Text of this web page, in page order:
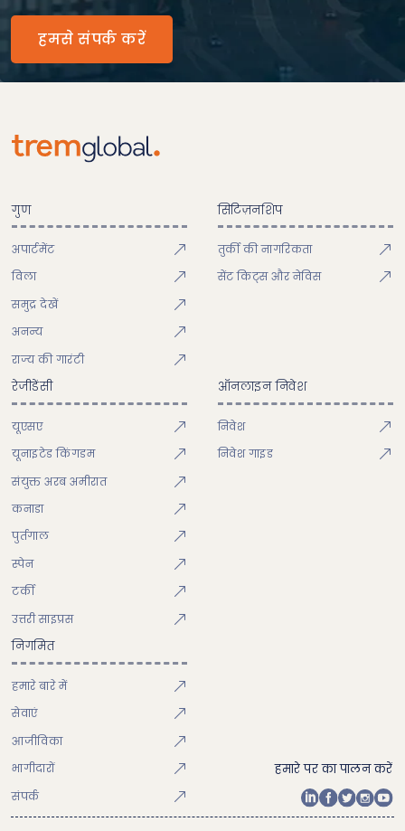
हमसे संपर्क करें
गुण
अपार्टमेंट
विला
समुद्र देखें
अनन्य
राज्य की गारंटी
सिटिज़नशिप
तुर्की की नागरिकता
सेंट किट्स और नेविस
रेजीडेंसी
यूएसए
यूनाइटेड किंगडम
संयुक्त अरब अमीरात
कनाडा
पुर्तगाल
स्पेन
टर्की
उत्तरी साइप्रस
ऑनलाइन निवेश
निवेश
निवेश गाइड
निगमित
हमारे बारे में
सेवाएं
आजीविका
भागीदारों
संपर्क
हमारे पर का पालन करें